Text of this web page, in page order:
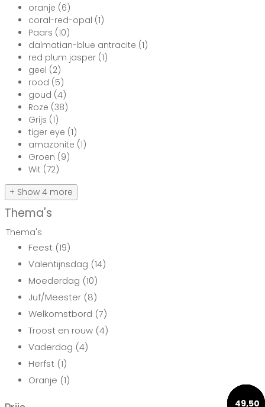
39,95
120,03-
7,95
57,50
49,50
oranje (6)
coral-red-opal (1)
Paars (10)
dalmatian-blue antracite (1)
red plum jasper (1)
geel (2)
rood (5)
goud (4)
Roze (38)
Grijs (1)
tiger eye (1)
amazonite (1)
Groen (9)
Wit (72)
+ Show 4 more
Thema's
Thema's
Feest (19)
Valentijnsdag (14)
Moederdag (10)
Juf/Meester (8)
Welkomstbord (7)
Troost en rouw (4)
Vaderdag (4)
Herfst (1)
Oranje (1)